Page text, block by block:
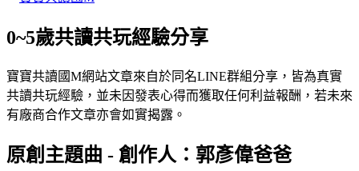
0~5歲共讀共玩經驗分享
寶寶共讀國M網站文章來自於同名LINE群組分享，皆為真實
共讀共玩經驗，並未因發表心得而獲取任何利益報酬，若未來
有廠商合作文章亦會如實揭露。
原創主題曲 - 創作人：郭彥偉爸爸